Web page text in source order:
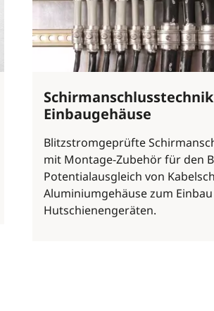
Einbaugehäuse
Blitzstromgeprüfte
mit Montage-Zubehör für den
Potentialausgleich von
Aluminiumgehäuse zum
Hutschienengeräten.